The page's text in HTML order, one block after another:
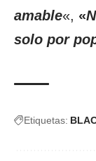
amable«, «
solo por
Etiquetas: